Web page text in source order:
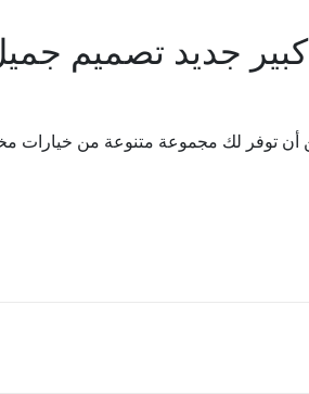
كبير جديد تصميم